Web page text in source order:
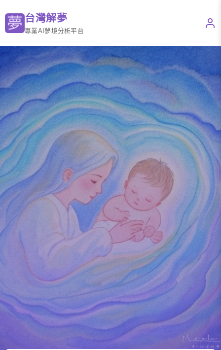
台灣解夢
專業AI夢境分析平台